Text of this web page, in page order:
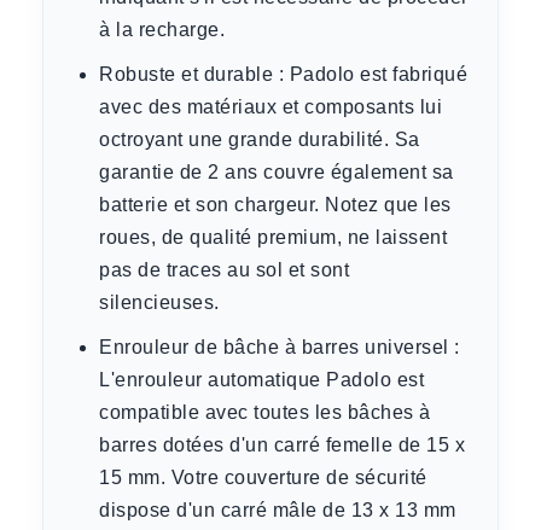
à la recharge.
Robuste et durable : Padolo est fabriqué
avec des matériaux et composants lui
octroyant une grande durabilité. Sa
garantie de 2 ans couvre également sa
batterie et son chargeur. Notez que les
roues, de qualité premium, ne laissent
pas de traces au sol et sont
silencieuses.
Enrouleur de bâche à barres universel :
L'enrouleur automatique Padolo est
compatible avec toutes les bâches à
barres dotées d'un carré femelle de 15 x
15 mm. Votre couverture de sécurité
dispose d'un carré mâle de 13 x 13 mm